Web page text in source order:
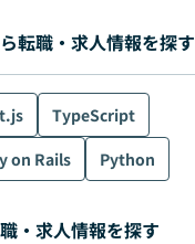
転職・求人情報を探す
TypeScript
on Rails Python
・求人情報を探す